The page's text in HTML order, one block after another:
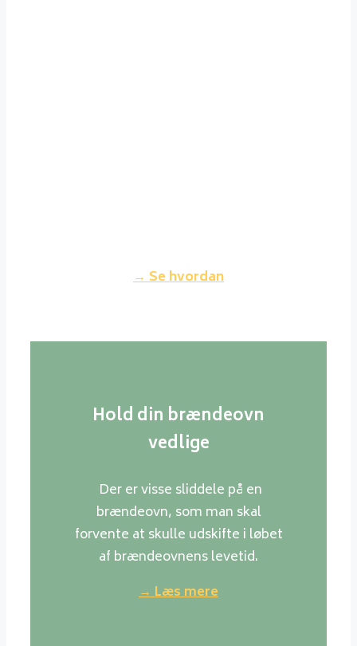
→ Se hvordan
Hold din brændeovn
vedlige
Der er visse sliddele på en
brændeovn, som man skal
forvente at skulle udskifte i løbet
af brændeovnens levetid.
→ Læs mere